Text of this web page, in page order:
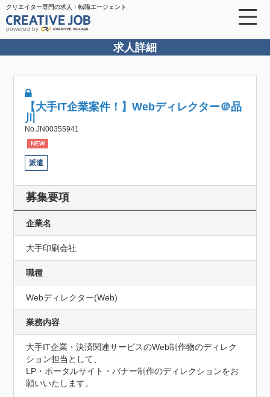
クリエイター専門の求人・転職エージェント
powered by
求人詳細
【大手IT企業案件！】Webディレクター＠品
川
No.JN00355941
NEW
派遣
募集要項
企業名
大手印刷会社
職種
Webディレクター(Web)
業務内容
大手IT企業・決済関連サービスのWeb制作物のディレク
ション担当として、
LP・ポータルサイト・バナー制作のディレクションをお
願いいたします。